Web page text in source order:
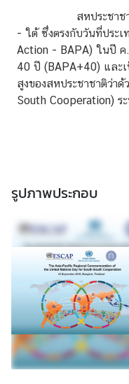
ติ
ด
ต่
อ
สหประชาชาติได้กำ
- ใต้ ซึ่งตรงกับวันที่ประ
Action - BAPA) ในปี
40 ปี (BAPA+40) และ
สูงของสหประชาชาติว่า
South Cooperation) ร
รูปภาพประกอบ